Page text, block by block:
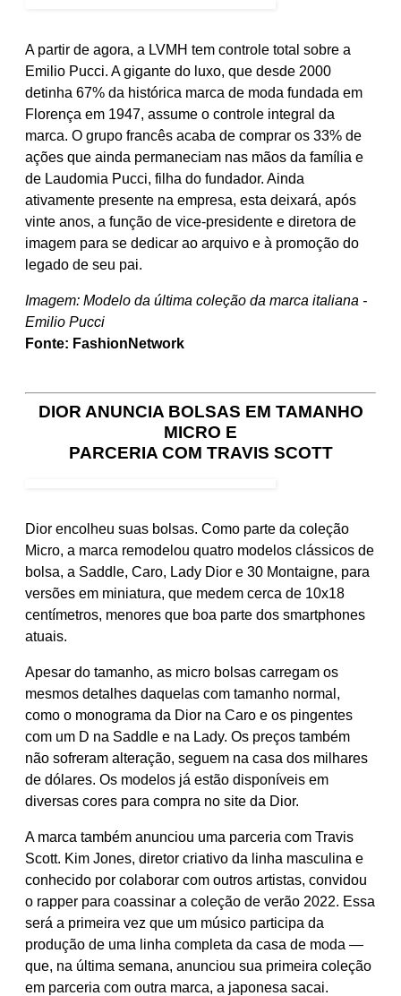
A partir de agora, a LVMH tem controle total sobre a
Emilio Pucci. A gigante do luxo, que desde 2000
detinha 67% da histórica marca de moda fundada em
Florença em 1947, assume o controle integral da
marca. O grupo francês acaba de comprar os 33% de
ações que ainda permaneciam nas mãos da família e
de Laudomia Pucci, filha do fundador. Ainda
ativamente presente na empresa, esta deixará, após
vinte anos, a função de vice-presidente e diretora de
imagem para se dedicar ao arquivo e à promoção do
legado de seu pai.
Imagem: Modelo da última coleção da marca italiana -
Emilio Pucci
Fonte: FashionNetwork
DIOR ANUNCIA BOLSAS EM TAMANHO
MICRO E
PARCERIA COM TRAVIS SCOTT
Dior encolheu suas bolsas. Como parte da coleção
Micro, a marca remodelou quatro modelos clássicos de
bolsa, a Saddle, Caro, Lady Dior e 30 Montaigne, para
versões em miniatura, que medem cerca de 10x18
centímetros, menores que boa parte dos smartphones
atuais.
Apesar do tamanho, as micro bolsas carregam os
mesmos detalhes daquelas com tamanho normal,
como o monograma da Dior na Caro e os pingentes
com um D na Saddle e na Lady. Os preços também
não sofreram alteração, seguem na casa dos milhares
de dólares. Os modelos já estão disponíveis em
diversas cores para compra no site da Dior.
A marca também anunciou uma parceria com Travis
Scott. Kim Jones, diretor criativo da linha masculina e
conhecido por colaborar com outros artistas, convidou
o rapper para coassinar a coleção de verão 2022. Essa
será a primeira vez que um músico participa da
produção de uma linha completa da casa de moda —
que, na última semana, anunciou sua primeira coleção
em parceria com outra marca, a japonesa sacai.